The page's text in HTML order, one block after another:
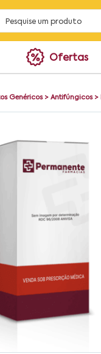
Ofertas
Genéricos> Antifúngicos>